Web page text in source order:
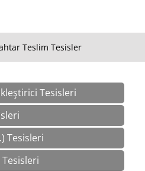
Teslim Tesisler
Tesisleri
Tesisleri